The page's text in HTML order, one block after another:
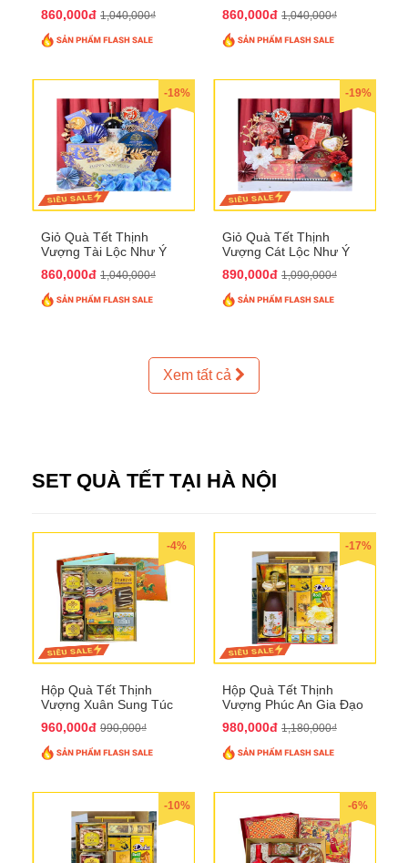
860,000đ 1,040,000₫ 860,000đ 1,040,000₫
-18%
Giỏ Quà Tết Thịnh
Vượng Tài Lộc Như Ý
860,000đ 1,040,000₫
-19%
Giỏ Quà Tết Thịnh
Vượng Cát Lộc Như Ý
890,000đ 1,090,000₫
Xem tất cả
SET QUÀ TẾT TẠI HÀ NỘI
-4%
Hộp Quà Tết Thịnh
Vượng Xuân Sung Túc
960,000đ 990,000₫
-17%
Hộp Quà Tết Thịnh
Vượng Phúc An Gia Đạo
980,000đ 1,180,000₫
-10% -6%